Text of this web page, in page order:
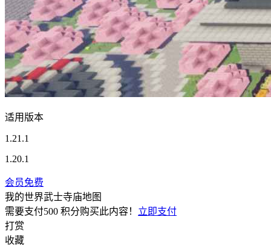
适用版本
1.21.1
1.20.1
会员免费
我的世界武士寺庙地图
需要支付500 积分购买此内容！ 立即支付
打赏
收藏